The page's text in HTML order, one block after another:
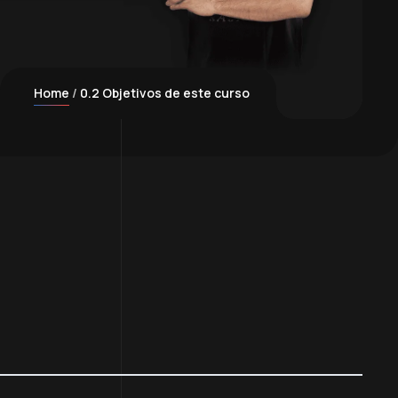
Home 0.2 Objetivos de este curso